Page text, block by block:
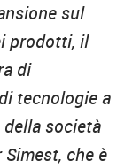
sul
prodotti, il
di
tecnologie a
società
che è